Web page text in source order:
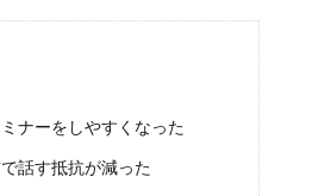
ナーをしやすくなった
話す抵抗が減った